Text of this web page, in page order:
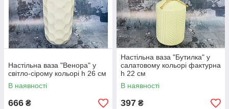
Настільна ваза "Венора" у
світло-сірому кольорі h 26 см
В наявності
666 ₴
Настільна ваза "Бутилка" у
салатовому кольорі фактурна
h 22 см
В наявності
397 ₴